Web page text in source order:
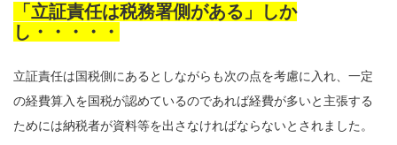
「立証責任は税務署側がある」しか
し・・・・・
立証責任は国税側にあるとしながらも次の点を考慮に入れ、一定
の経費算入を国税が認めているのであれば経費が多いと主張する
ためには納税者が資料等を出さなければならないとされました。